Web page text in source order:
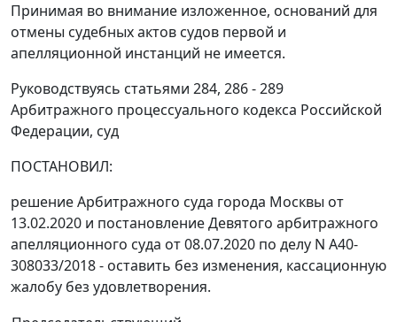
Принимая во внимание изложенное, оснований для
отмены судебных актов судов первой и
апелляционной инстанций не имеется.
Руководствуясь статьями 284, 286 - 289
Арбитражного процессуального кодекса Российской
Федерации, суд
ПОСТАНОВИЛ:
решение Арбитражного суда города Москвы от
13.02.2020 и постановление Девятого арбитражного
апелляционного суда от 08.07.2020 по делу N А40-
308033/2018 - оставить без изменения, кассационную
жалобу без удовлетворения.